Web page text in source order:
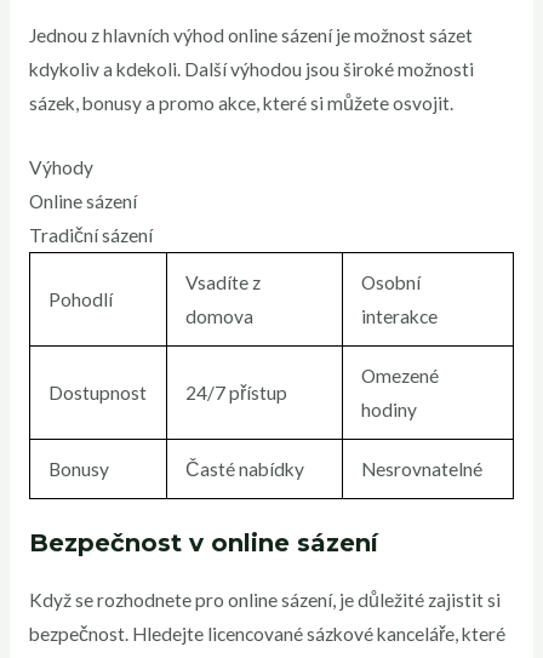
Jednou z hlavních výhod online sázení je možnost sázet
kdykoliv a kdekoli. Další výhodou jsou široké možnosti
sázek, bonusy a promo akce, které si můžete osvojit.
Výhody
Online sázení
Tradiční sázení
Pohodlí
Vsadíte z
domova
Osobní
interakce
Dostupnost 24/7 přístup
Omezené
hodiny
Bonusy Časté nabídky Nesrovnatelné
Bezpečnost v online sázení
Když se rozhodnete pro online sázení, je důležité zajistit si
bezpečnost. Hledejte licencované sázkové kanceláře, které